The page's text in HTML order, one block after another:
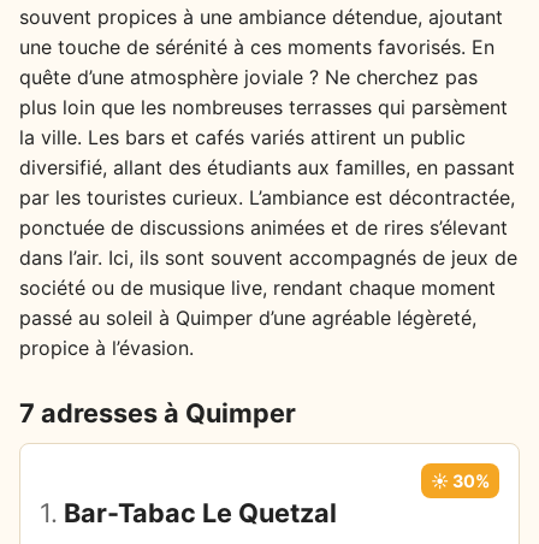
souvent propices à une ambiance détendue, ajoutant
une touche de sérénité à ces moments favorisés. En
quête d’une atmosphère joviale ? Ne cherchez pas
plus loin que les nombreuses terrasses qui parsèment
la ville. Les bars et cafés variés attirent un public
diversifié, allant des étudiants aux familles, en passant
par les touristes curieux. L’ambiance est décontractée,
ponctuée de discussions animées et de rires s’élevant
dans l’air. Ici, ils sont souvent accompagnés de jeux de
société ou de musique live, rendant chaque moment
passé au soleil à Quimper d’une agréable légèreté,
propice à l’évasion.
7 adresses à Quimper
1. Bar-Tabac Le Quetzal
☀️ 30%